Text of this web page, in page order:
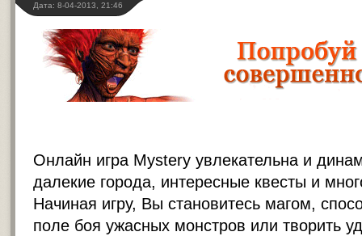
Дата: 8-04-2013, 21:46
Онлайн игра Mystery увлекательна и
далекие города, интересные квесты и
Начиная игру, Вы становитесь магом,
поле боя ужасных монстров или творить